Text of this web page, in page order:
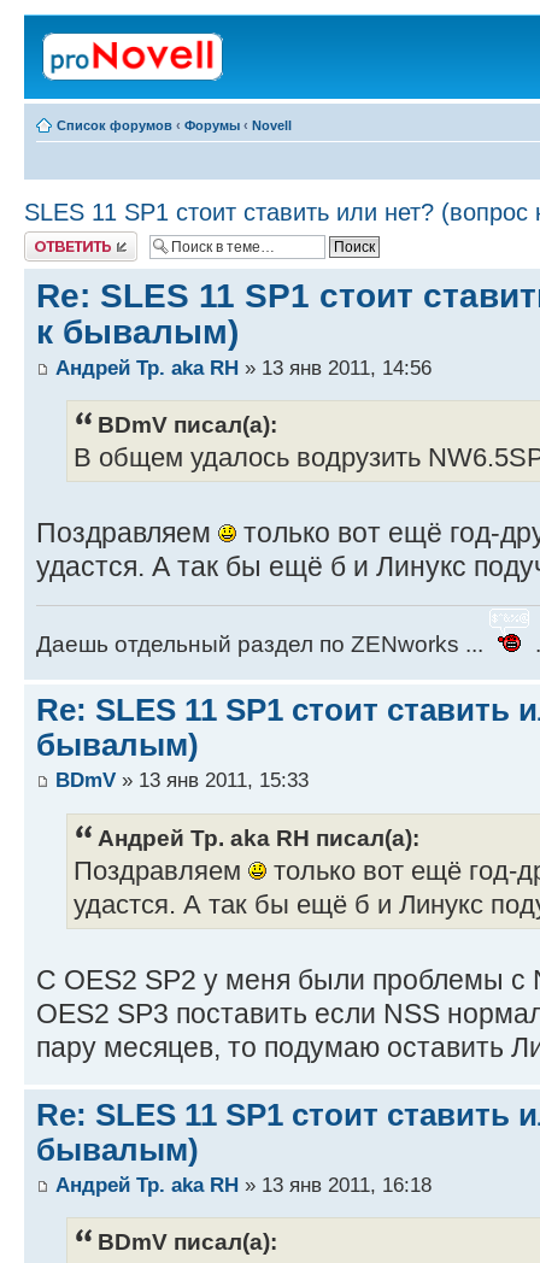
Список форумов ‹ Форумы ‹ Novell
SLES 11 SP1 стоит ставить или нет?
Ответить
Re: SLES 11 SP1 стоит
к бывалым)
Андрей Тр. aka RH » 13 янв 2011, 14:56
BDmV писал(а):
В общем удалось водрузить
Поздравляем
только вот ещё год-
удастся. А так бы ещё б и Линукс
Даешь отдельный раздел по ZENworks ...
Re: SLES 11 SP1 стоит ставить
бывалым)
BDmV » 13 янв 2011, 15:33
Андрей Тр. aka RH писал(а):
Поздравляем
только вот ещё год-
удастся. А так бы ещё б и Линукс
С OES2 SP2 у меня были проблемы с
OES2 SP3 поставить если NSS
пару месяцев, то подумаю оставить
Re: SLES 11 SP1 стоит ставить
бывалым)
Андрей Тр. aka RH » 13 янв 2011, 16:18
BDmV писал(а):